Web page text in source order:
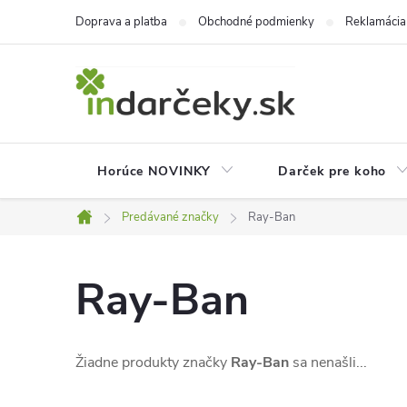
Doprava a platba Obchodné podmienky Reklamácia
Horúce NOVINKY Darček pre koho
Domov
Predávané značky Ray-Ban
Ray-Ban
Žiadne produkty značky Ray-Ban sa nenašli...